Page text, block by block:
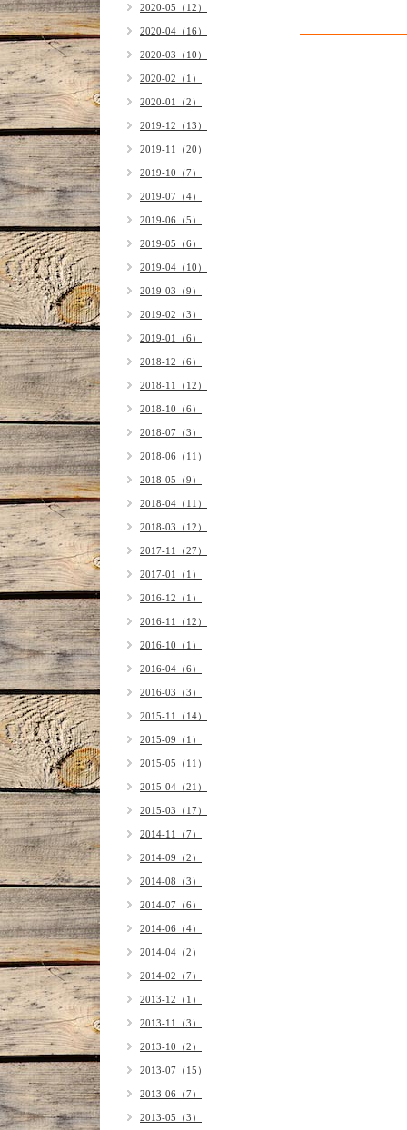
2020-05（12）
2020-04（16）
2020-03（10）
2020-02（1）
2020-01（2）
2019-12（13）
2019-11（20）
2019-10（7）
2019-07（4）
2019-06（5）
2019-05（6）
2019-04（10）
2019-03（9）
2019-02（3）
2019-01（6）
2018-12（6）
2018-11（12）
2018-10（6）
2018-07（3）
2018-06（11）
2018-05（9）
2018-04（11）
2018-03（12）
2017-11（27）
2017-01（1）
2016-12（1）
2016-11（12）
2016-10（1）
2016-04（6）
2016-03（3）
2015-11（14）
2015-09（1）
2015-05（11）
2015-04（21）
2015-03（17）
2014-11（7）
2014-09（2）
2014-08（3）
2014-07（6）
2014-06（4）
2014-04（2）
2014-02（7）
2013-12（1）
2013-11（3）
2013-10（2）
2013-07（15）
2013-06（7）
2013-05（3）